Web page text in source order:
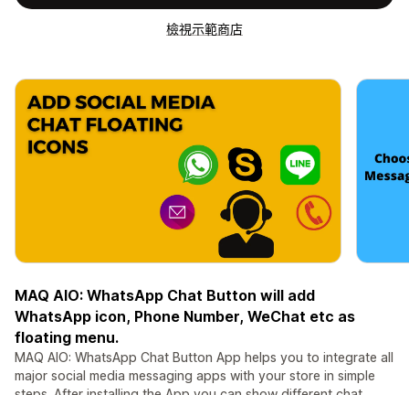
檢視示範商店
MAQ AIO: WhatsApp Chat Button will add
WhatsApp icon, Phone Number, WeChat etc as
floating menu.
MAQ AIO: WhatsApp Chat Button App helps you to integrate all
major social media messaging apps with your store in simple